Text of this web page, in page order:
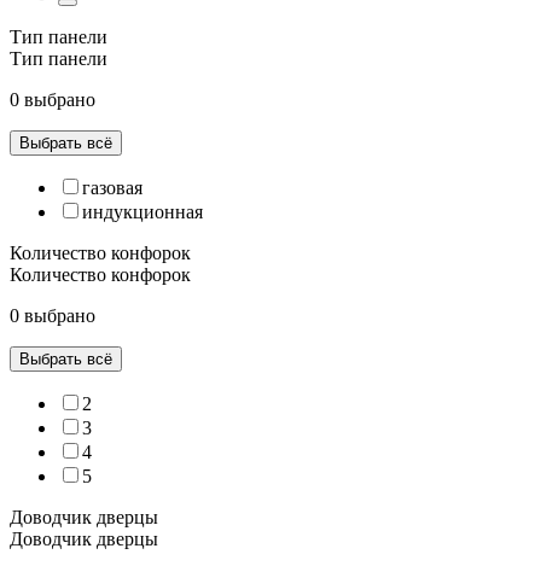
Тип панели
Тип панели
0 выбрано
Выбрать всё
газовая
индукционная
Количество конфорок
Количество конфорок
0 выбрано
Выбрать всё
2
3
4
5
Доводчик дверцы
Доводчик дверцы